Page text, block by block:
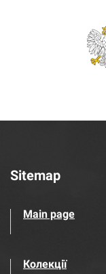
Sitemap
Main page
Колекції